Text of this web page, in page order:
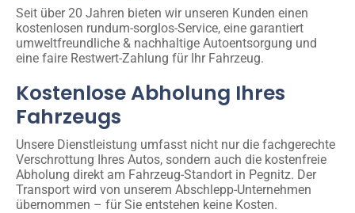
Seit über 20 Jahren bieten wir unseren Kunden einen
kostenlosen rundum-sorglos-Service, eine garantiert
umweltfreundliche & nachhaltige Autoentsorgung und
eine faire Restwert-Zahlung für Ihr Fahrzeug.
Kostenlose Abholung Ihres
Fahrzeugs
Unsere Dienstleistung umfasst nicht nur die fachgerechte
Verschrottung Ihres Autos, sondern auch die kostenfreie
Abholung direkt am Fahrzeug-Standort in Pegnitz. Der
Transport wird von unserem Abschlepp-Unternehmen
übernommen – für Sie entstehen keine Kosten.